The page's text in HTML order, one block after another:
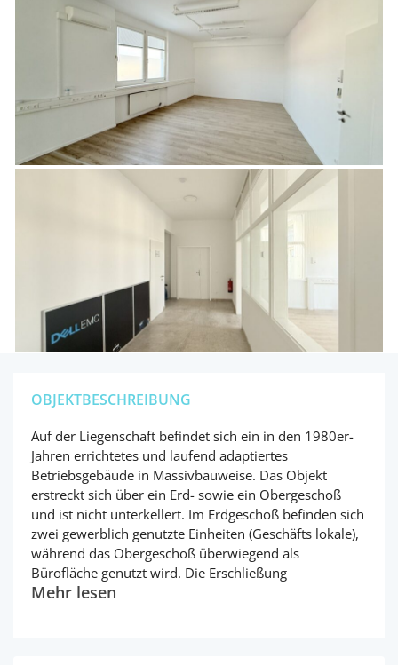
OBJEKTBESCHREIBUNG
Auf der Liegenschaft befindet sich ein in den 1980er-
Jahren errichtetes und laufend adaptiertes
Betriebsgebäude in Massivbauweise. Das Objekt
erstreckt sich über ein Erd- sowie ein Obergeschoß
und ist nicht unterkellert. Im Erdgeschoß befinden sich
zwei gewerblich genutzte Einheiten (Geschäfts lokale),
während das Obergeschoß überwiegend als
Bürofläche genutzt wird. Die Erschließung
Mehr lesen